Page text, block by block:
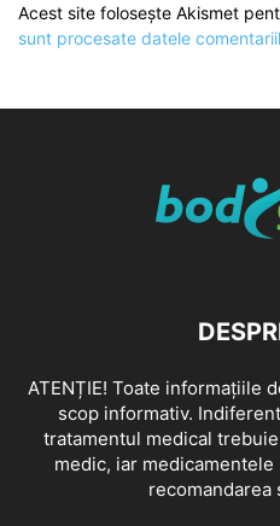
Acest site folosește Akismet
sunt procesate datele
ATENȚIE! Toate informațiile
scop informativ.
tratamentul medical
medic, iar
recomandarea